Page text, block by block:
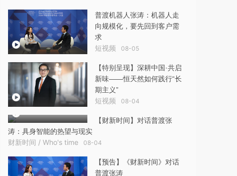
普渡机器人张涛：机器人走
向规模化，要先回到客户需
求
短视频 08-05
【特别呈现】深耕中国·共启
新味——恒天然如何践行“长
期主义”
短视频 08-04
【财新时间】对话普渡张
涛：具身智能的热望与现实
财新时间 / Who's time 08-04
【预告】《财新时间》对话
普渡张涛